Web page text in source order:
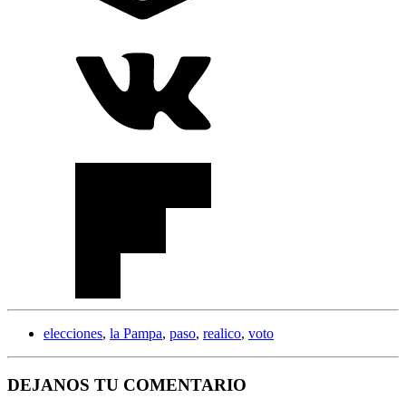
elecciones, la Pampa, paso, realico, voto
DEJANOS TU COMENTARIO